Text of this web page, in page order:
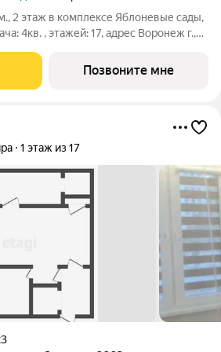
2 этаж в комплексе Яблоневые сады,
4кв. , этажей: 17, адрес Воронеж г.,
Позвоните мне
1 этаж из 17